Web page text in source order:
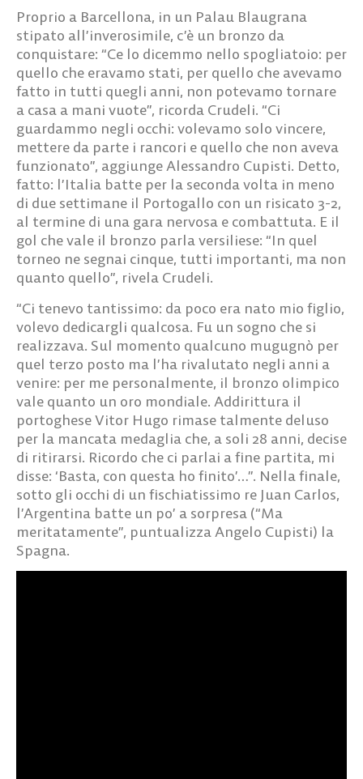
Proprio a Barcellona, in un Palau Blaugrana
stipato all’inverosimile, c’è un bronzo da
conquistare: “Ce lo dicemmo nello spogliatoio: per
quello che eravamo stati, per quello che avevamo
fatto in tutti quegli anni, non potevamo tornare
a casa a mani vuote”, ricorda Crudeli. “Ci
guardammo negli occhi: volevamo solo vincere,
mettere da parte i rancori e quello che non aveva
funzionato”, aggiunge Alessandro Cupisti. Detto,
fatto: l’Italia batte per la seconda volta in meno
di due settimane il Portogallo con un risicato 3-2,
al termine di una gara nervosa e combattuta. E il
gol che vale il bronzo parla versiliese: “In quel
torneo ne segnai cinque, tutti importanti, ma non
quanto quello”, rivela Crudeli.
“Ci tenevo tantissimo: da poco era nato mio figlio,
volevo dedicargli qualcosa. Fu un sogno che si
realizzava. Sul momento qualcuno mugugnò per
quel terzo posto ma l’ha rivalutato negli anni a
venire: per me personalmente, il bronzo olimpico
vale quanto un oro mondiale. Addirittura il
portoghese Vitor Hugo rimase talmente deluso
per la mancata medaglia che, a soli 28 anni, decise
di ritirarsi. Ricordo che ci parlai a fine partita, mi
disse: ‘Basta, con questa ho finito’…”. Nella finale,
sotto gli occhi di un fischiatissimo re Juan Carlos,
l’Argentina batte un po’ a sorpresa (“Ma
meritatamente”, puntualizza Angelo Cupisti) la
Spagna.